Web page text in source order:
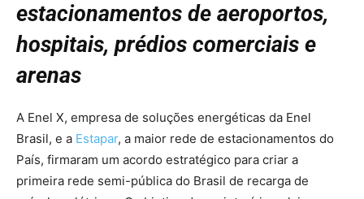
estacionamentos de aeroportos,
hospitais, prédios comerciais e
arenas
A Enel X, empresa de soluções energéticas da Enel
Brasil, e a Estapar, a maior rede de estacionamentos do
País, firmaram um acordo estratégico para criar a
primeira rede semi-pública do Brasil de recarga de